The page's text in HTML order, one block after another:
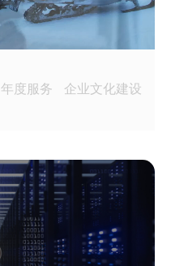
年度服务 企业文化建设